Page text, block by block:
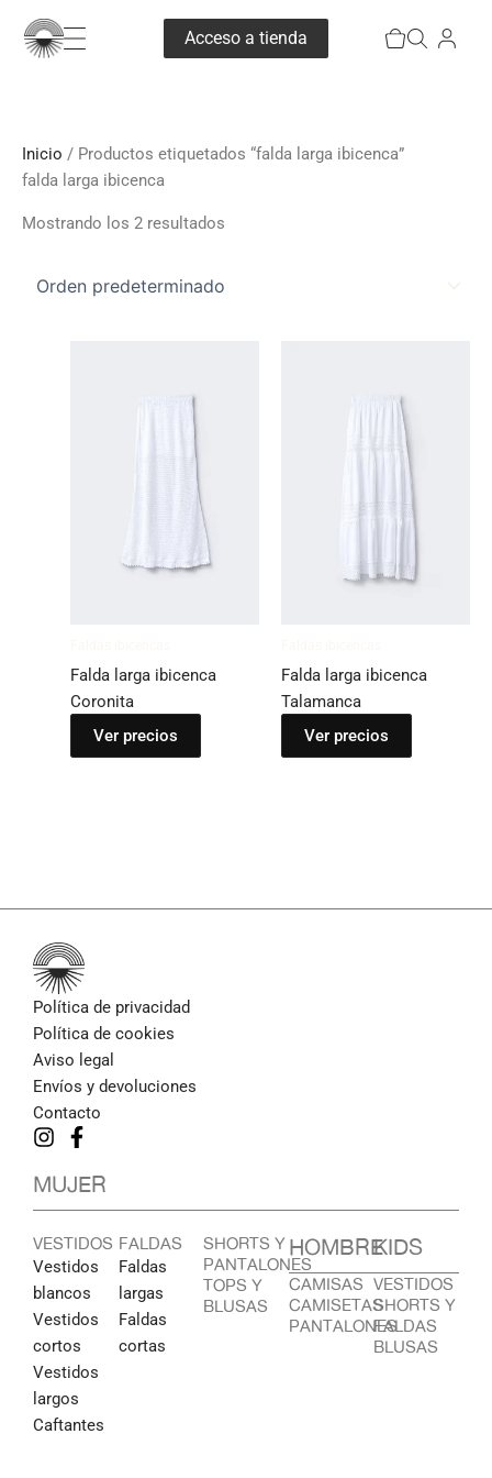
contenido
Acceso a tienda Pedido
Inicio / Productos etiquetados “falda larga ibicenca”
falda larga ibicenca
Mostrando los 2 resultados
Falda larga ibicenca
Coronita
Ver precios
Falda larga ibicenca
Talamanca
Ver precios
Política de privacidad
Política de cookies
Aviso legal
Envíos y devoluciones
Contacto
MUJER
VESTIDOS
Vestidos
blancos
Vestidos
cortos
Vestidos
largos
Caftantes
FALDAS
Faldas
largas
Faldas
cortas
SHORTS Y
PANTALONES
TOPS Y
BLUSAS
HOMBRE
CAMISAS
CAMISETAS
PANTALONES
KIDS
VESTIDOS
SHORTS Y
FALDAS
BLUSAS